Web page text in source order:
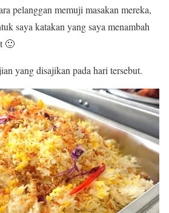
pelanggan memuji masakan mereka,
saya katakan yang saya menambah
🙂
yang disajikan pada hari tersebut.